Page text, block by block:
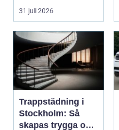
oväntad källa till str...
31 juli 2026
Trappstädning i
Stockholm: Så
skapas trygga och